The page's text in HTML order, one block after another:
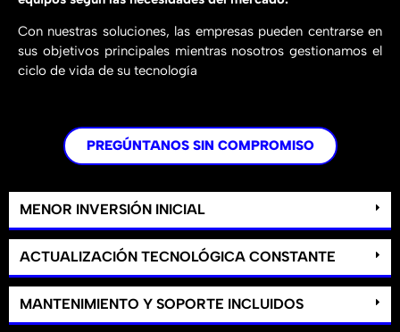
Con nuestras soluciones, las empresas pueden centrarse en
sus objetivos principales mientras nosotros gestionamos el
ciclo de vida de su tecnología
PREGÚNTANOS SIN COMPROMISO
MENOR INVERSIÓN INICIAL
ACTUALIZACIÓN TECNOLÓGICA CONSTANTE
MANTENIMIENTO Y SOPORTE INCLUIDOS